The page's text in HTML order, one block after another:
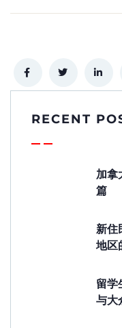
RECENT
加拿
篇
新住
地区
留学
与大